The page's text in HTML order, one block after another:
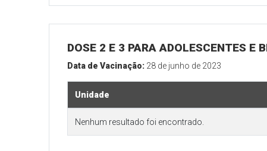
DOSE 2 E 3 PARA ADOLESCENTES E
Data de Vacinação: 28 de junho de 2023
Unidade
Nenhum resultado foi encontrado.